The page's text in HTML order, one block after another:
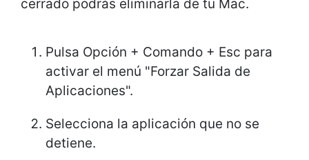
cerrado podrás eliminarla de tu Mac.
Pulsa Opción + Comando + Esc para
activar el menú "Forzar Salida de
Aplicaciones".
Selecciona la aplicación que no se
detiene.